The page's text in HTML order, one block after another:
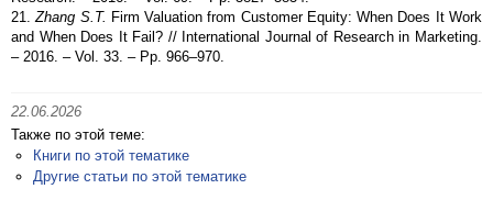
21.Zhang S.T. Firm Valuation from Customer Equity: When Does It Work
and When Does It Fail? // International Journal of Research in Marketing.
– 2016. – Vol. 33. – Pp. 966–970.
22.06.2026
Также по этой теме:
Книги по этой тематике
Другие статьи по этой тематике